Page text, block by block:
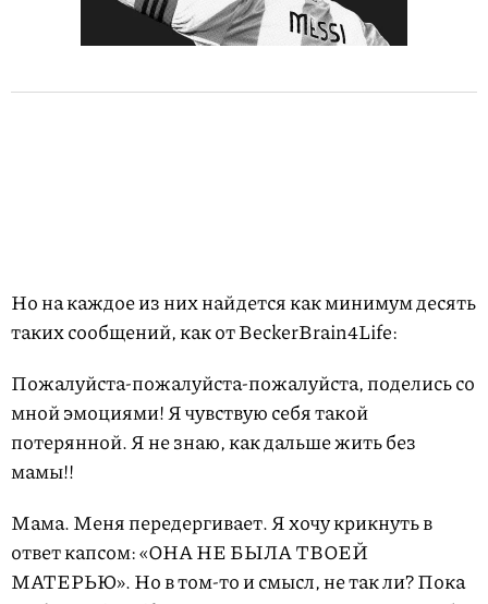
Но на каждое из них найдется как минимум десять
таких сообщений, как от BeckerBrain4Life:
Пожалуйста-пожалуйста-пожалуйста, поделись со
мной эмоциями! Я чувствую себя такой
потерянной. Я не знаю, как дальше жить без
мамы!!
Мама. Меня передергивает. Я хочу крикнуть в
ответ капсом: «ОНА НЕ БЫЛА ТВОЕЙ
МАТЕРЬЮ». Но в том-то и смысл, не так ли? Пока